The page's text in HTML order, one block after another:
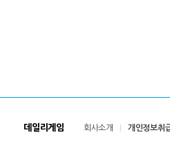
데일리게임 회사소개 개인정보취